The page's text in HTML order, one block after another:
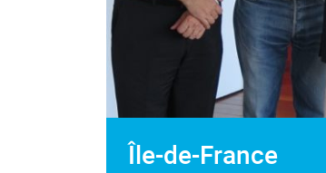
Île-de-France